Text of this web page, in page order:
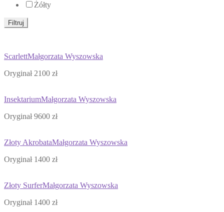
Żółty
Filtruj
ScarlettMałgorzata Wyszowska
Oryginał 2100 zł
InsektariumMałgorzata Wyszowska
Oryginał 9600 zł
Złoty AkrobataMałgorzata Wyszowska
Oryginał 1400 zł
Złoty SurferMałgorzata Wyszowska
Oryginał 1400 zł